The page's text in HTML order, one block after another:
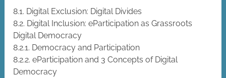
8.1. Digital Exclusion: Digital Divides
8.2. Digital Inclusion: eParticipation as Grassroots
Digital Democracy
8.2.1. Democracy and Participation
8.2.2. eParticipation and 3 Concepts of Digital
Democracy